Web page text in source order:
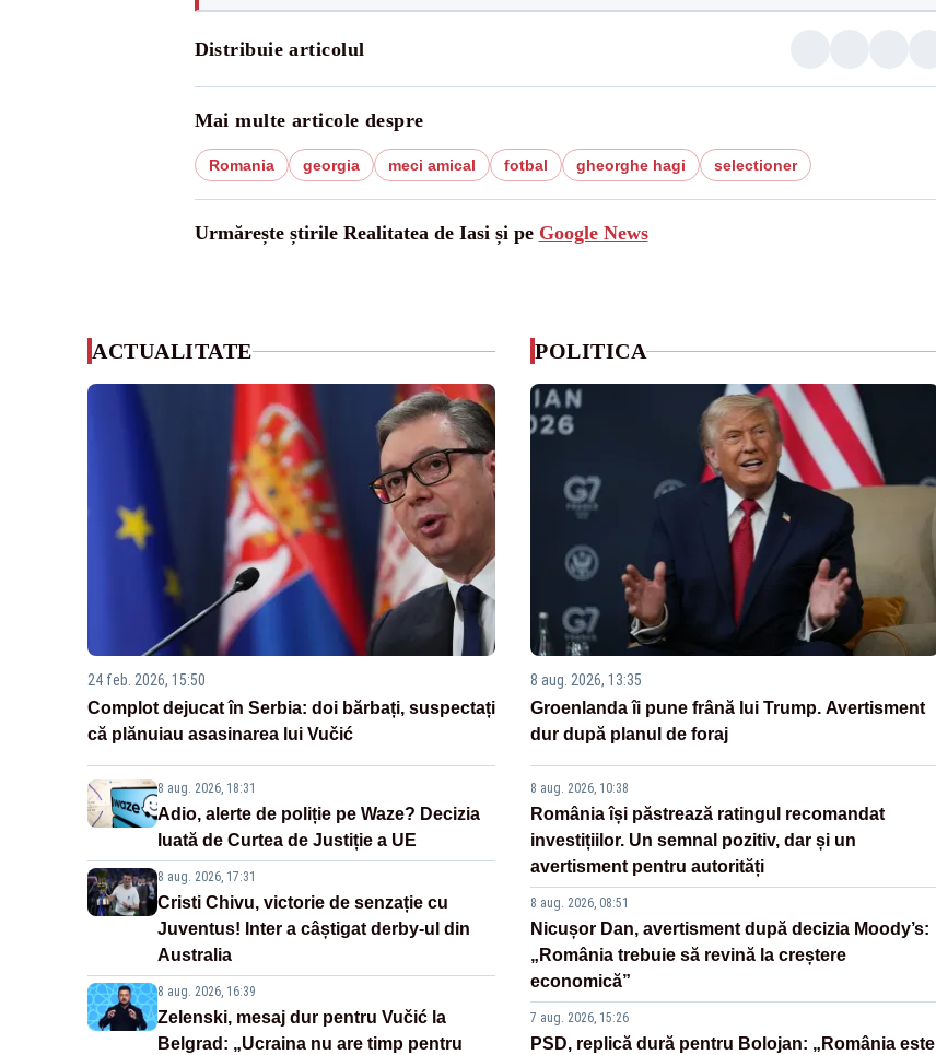
Distribuie articolul
Mai multe articole despre
Romania georgia meci amical fotbal gheorghe hagi selectioner
Urmărește știrile Realitatea de Iasi și pe Google News
ACTUALITATE
24 feb. 2026, 15:50
Complot dejucat în Serbia: doi bărbați, suspectați
că plănuiau asasinarea lui Vučić
8 aug. 2026, 18:31
Adio, alerte de poliție pe Waze? Decizia
luată de Curtea de Justiție a UE
8 aug. 2026, 17:31
Cristi Chivu, victorie de senzație cu
Juventus! Inter a câștigat derby-ul din
Australia
8 aug. 2026, 16:39
Zelenski, mesaj dur pentru Vučić la
Belgrad: „Ucraina nu are timp pentru
POLITICA
8 aug. 2026, 13:35
Groenlanda îi pune frână lui Trump. Avertisment
dur după planul de foraj
8 aug. 2026, 10:38
România își păstrează ratingul recomandat
investițiilor. Un semnal pozitiv, dar și un
avertisment pentru autorități
8 aug. 2026, 08:51
Nicușor Dan, avertisment după decizia Moody’s:
„România trebuie să revină la creștere
economică”
7 aug. 2026, 15:26
PSD, replică dură pentru Bolojan: „România este